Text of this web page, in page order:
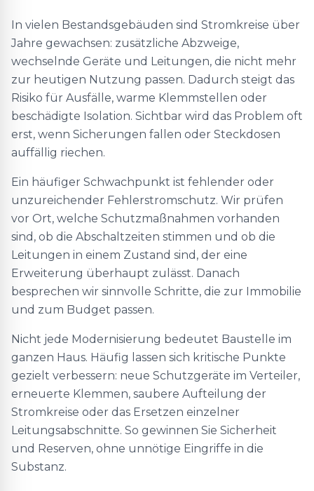
In vielen Bestandsgebäuden sind Stromkreise über
Jahre gewachsen: zusätzliche Abzweige,
wechselnde Geräte und Leitungen, die nicht mehr
zur heutigen Nutzung passen. Dadurch steigt das
Risiko für Ausfälle, warme Klemmstellen oder
beschädigte Isolation. Sichtbar wird das Problem oft
erst, wenn Sicherungen fallen oder Steckdosen
auffällig riechen.
Ein häufiger Schwachpunkt ist fehlender oder
unzureichender Fehlerstromschutz. Wir prüfen
vor Ort, welche Schutzmaßnahmen vorhanden
sind, ob die Abschaltzeiten stimmen und ob die
Leitungen in einem Zustand sind, der eine
Erweiterung überhaupt zulässt. Danach
besprechen wir sinnvolle Schritte, die zur Immobilie
und zum Budget passen.
Nicht jede Modernisierung bedeutet Baustelle im
ganzen Haus. Häufig lassen sich kritische Punkte
gezielt verbessern: neue Schutzgeräte im Verteiler,
erneuerte Klemmen, saubere Aufteilung der
Stromkreise oder das Ersetzen einzelner
Leitungsabschnitte. So gewinnen Sie Sicherheit
und Reserven, ohne unnötige Eingriffe in die
Substanz.